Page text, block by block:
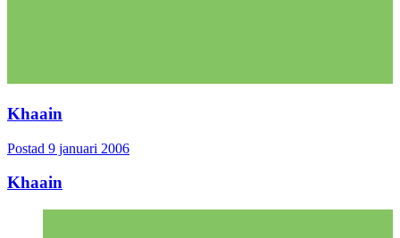
Khaain
Postad 9 januari 2006
Khaain